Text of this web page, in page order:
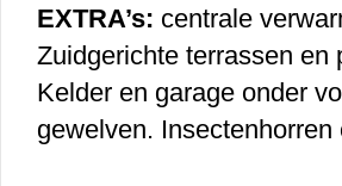
EXTRA’s: centrale
Zuidgerichte terrassen en
Kelder en garage onder
gewelven.